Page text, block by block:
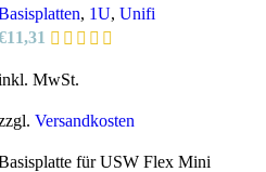
, 1U, Unifi
11,31
MwSt.
Versandkosten
für USW Flex Mini